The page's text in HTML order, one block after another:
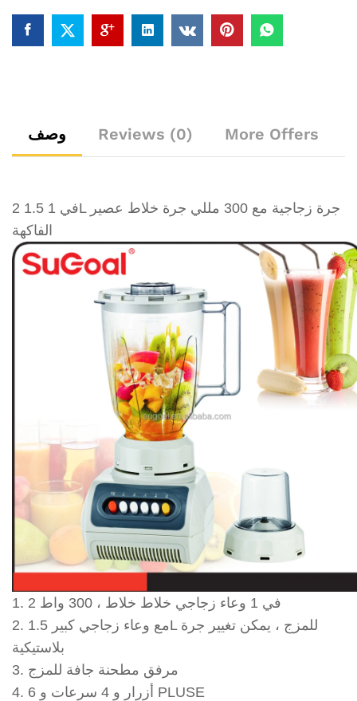
t
وصف Reviews (0) More Offers
2 في 1 1.5L جرة زجاجية مع 300 مللي جرة خلاط عصير
الفاكهة
1. 2 في 1 وعاء زجاجي خلاط خلاط ، 300 واط
2. مع وعاء زجاجي كبير 1.5L للمزج ، يمكن تغيير جرة
بلاستيكية
3. مرفق مطحنة جافة للمزج
4. 6 أزرار و 4 سرعات و PLUSE